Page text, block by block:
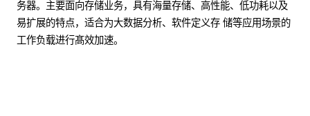
务器。主要面向存储业务，具有海量存储、高性能、低功耗以及
易扩展的特点，适合为大数据分析、软件定义存 储等应用场景的
工作负载进行髙效加速。